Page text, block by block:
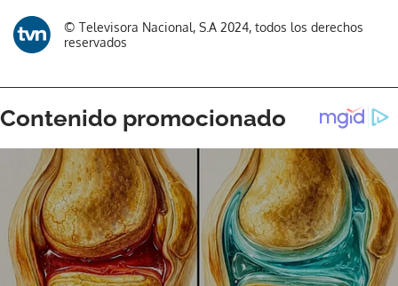
© Televisora Nacional, S.A 2024, todos los derechos
reservados